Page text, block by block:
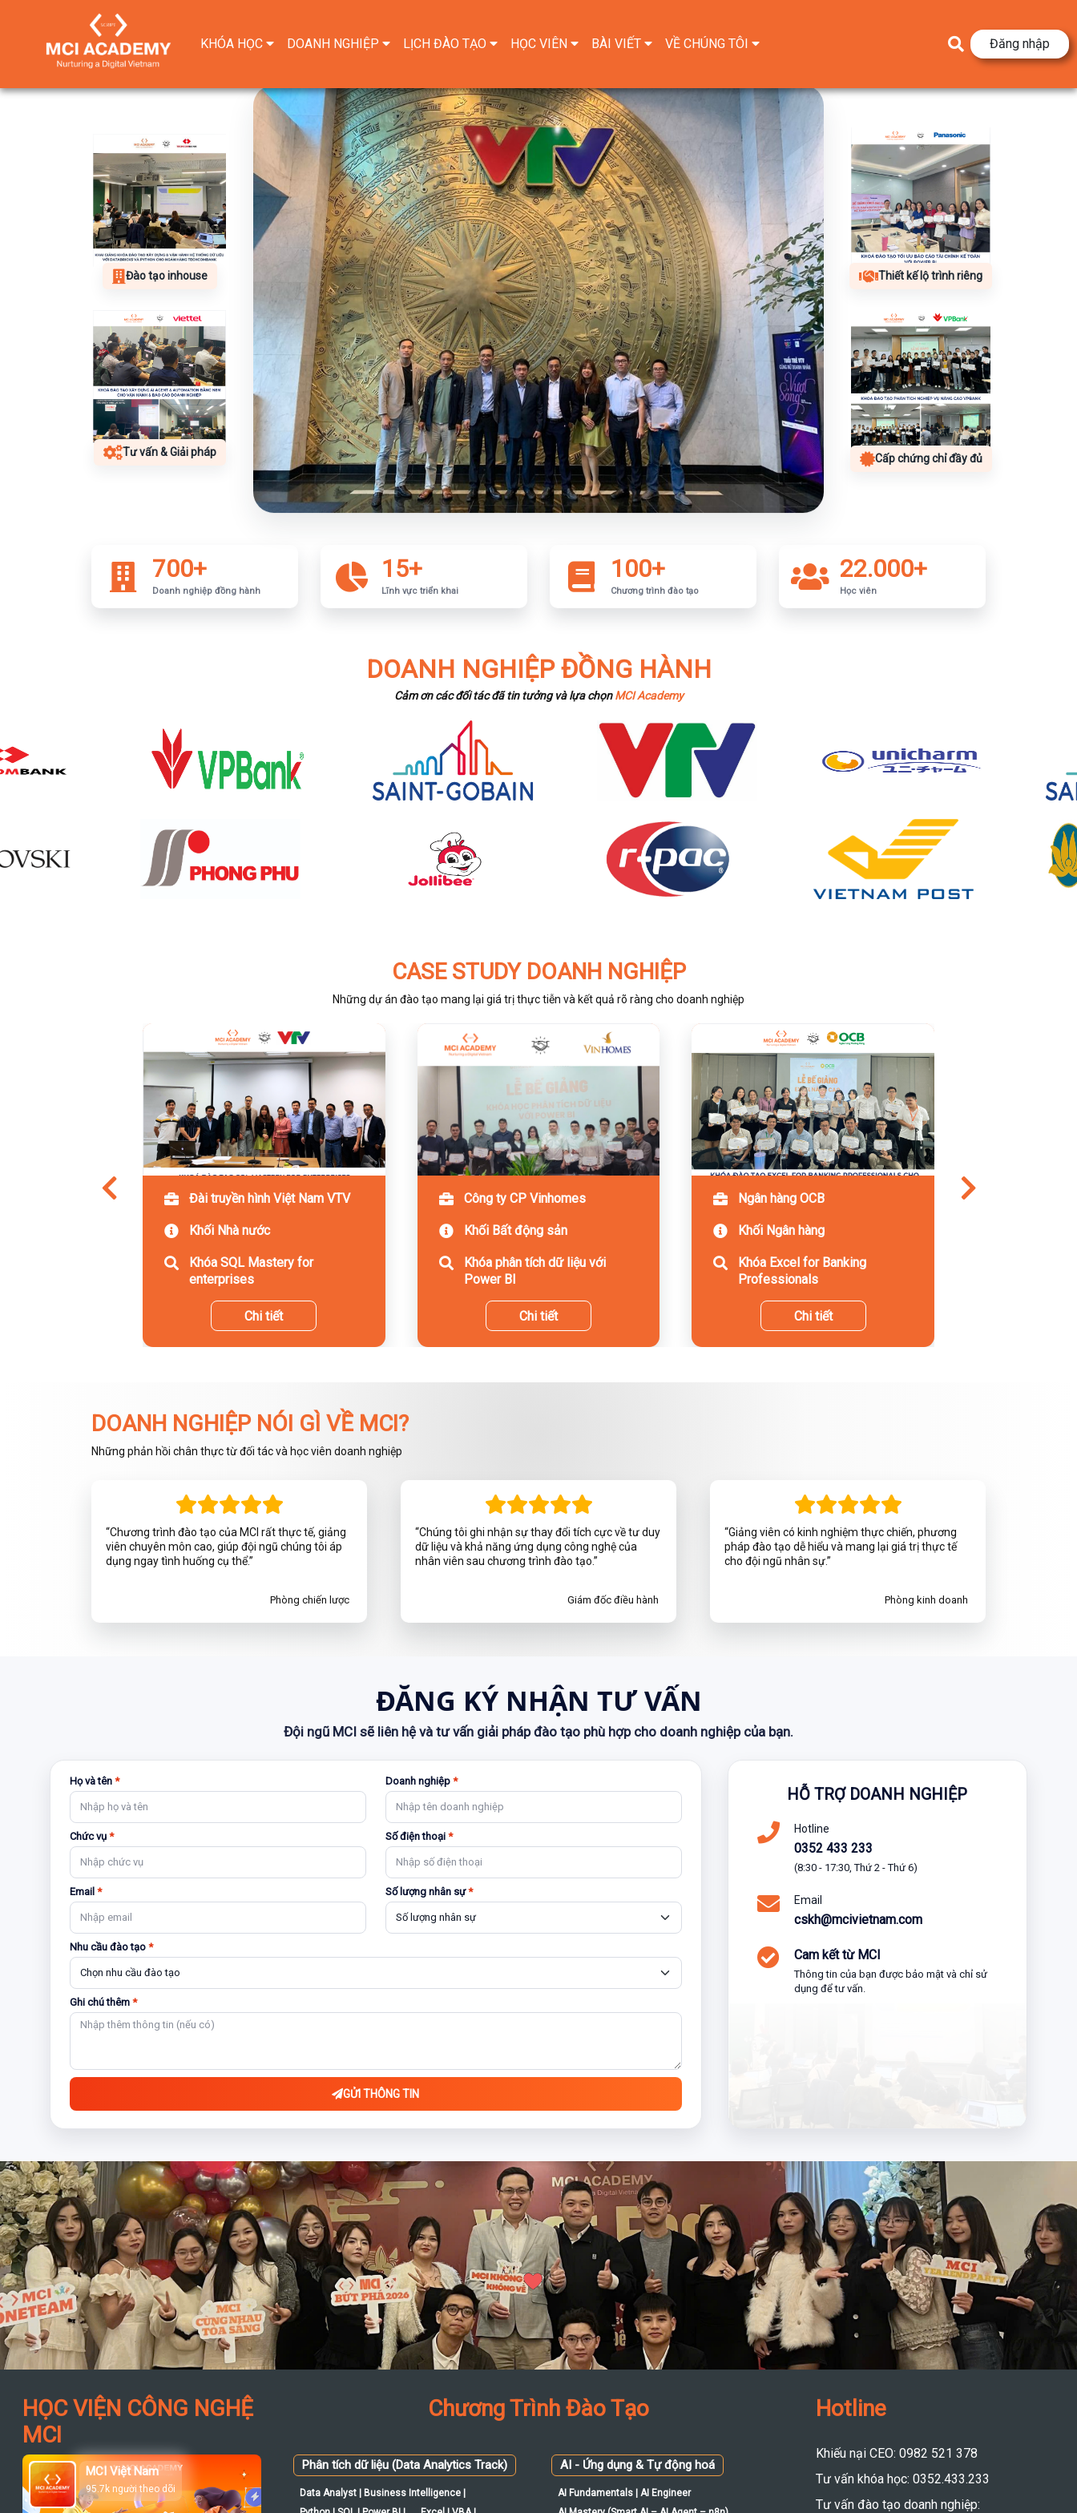
KHÓA HỌC DOANH NGHIỆP LỊCH ĐÀO TẠO HỌC VIÊN BÀI VIẾT VỀ CHÚNG TÔI Đăng nhập
Đào tạo inhouse
Tư vấn & Giải pháp
Thiết kế lộ trình riêng
Cấp chứng chỉ đầy đủ
700+
Doanh nghiệp đồng hành
15+
Lĩnh vực triển khai
100+
Chương trình đào tạo
22.000+
Học viên
DOANH NGHIỆP ĐỒNG HÀNH
Cảm ơn các đối tác đã tin tưởng và lựa chọnMCI Academy
CASE STUDY DOANH NGHIỆP
Những dự án đào tạo mang lại giá trị thực tiễn và kết quả rõ ràng cho doanh nghiệp
Đài truyền hình Việt Nam VTV
Khối Nhà nước
Khóa SQL Mastery for
enterprises
Chi tiết
Công ty CP Vinhomes
Khối Bất động sản
Khóa phân tích dữ liệu với
Power BI
Chi tiết
Ngân hàng OCB
Khối Ngân hàng
Khóa Excel for Banking
Professionals
Chi tiết
DOANH NGHIỆP NÓI GÌ VỀ MCI?
Những phản hồi chân thực từ đối tác và học viên doanh nghiệp
“Chương trình đào tạo của MCI rất thực tế, giảng
viên chuyên môn cao, giúp đội ngũ chúng tôi áp
dụng ngay tình huống cụ thể.”
Phòng chiến lược
“Chúng tôi ghi nhận sự thay đổi tích cực về tư duy
dữ liệu và khả năng ứng dụng công nghệ của
nhân viên sau chương trình đào tạo.”
Giám đốc điều hành
“Giảng viên có kinh nghiệm thực chiến, phương
pháp đào tạo dễ hiểu và mang lại giá trị thực tế
cho đội ngũ nhân sự.”
Phòng kinh doanh
ĐĂNG KÝ NHẬN TƯ VẤN
Đội ngũ MCI sẽ liên hệ và tư vấn giải pháp đào tạo phù hợp cho doanh nghiệp của bạn.
Họ và tên * Doanh nghiệp *
Chức vụ * Số điện thoại *
Email * Số lượng nhân sự*
Nhu cầu đào tạo *
Ghi chú thêm *
GỬI THÔNG TIN
HỖ TRỢ DOANH NGHIỆP
Hotline
0352 433 233
(8:30 - 17:30, Thứ 2 - Thứ 6)
Email
cskh@mcivietnam.com
Cam kết từ MCI
Thông tin của bạn được bảo mật và chỉ sử
dụng để tư vấn.
HỌC VIỆN CÔNG NGHỆ
MCI
MCI Việt Nam
95.7k người theo dõi
Chương Trình Đào Tạo
Phân tích dữ liệu (Data Analytics Track)
Data Analyst | Business Intelligence |
AI - Ứng dụng & Tự động hoá
AI Fundamentals | AI Engineer
Hotline
Khiếu nại CEO: 0982 521 378
Tư vấn khóa học: 0352.433.233
Tư vấn đào tạo doanh nghiệp: